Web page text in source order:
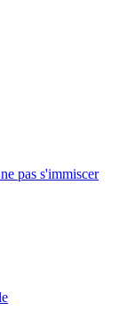
pas s'immiscer